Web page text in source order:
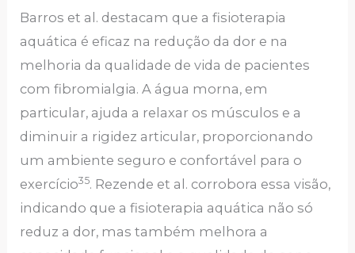
Barros et al. destacam que a fisioterapia
aquática é eficaz na redução da dor e na
melhoria da qualidade de vida de pacientes
com fibromialgia. A água morna, em
particular, ajuda a relaxar os músculos e a
diminuir a rigidez articular, proporcionando
um ambiente seguro e confortável para o
exercício35. Rezende et al. corrobora essa visão,
indicando que a fisioterapia aquática não só
reduz a dor, mas também melhora a